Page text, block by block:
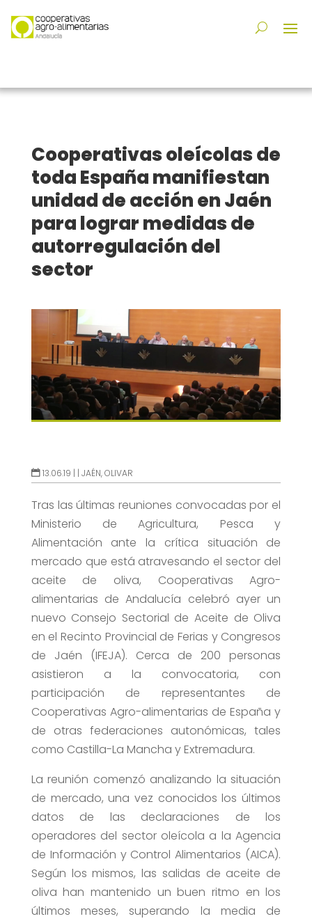
Cooperativas oleícolas de
toda España manifiestan
unidad de acción en Jaén
para lograr medidas de
autorregulación del
sector
13.06.19 | | JAÉN,OLIVAR
Tras las últimas reuniones convocadas por el
Ministerio de Agricultura, Pesca y
Alimentación ante la crítica situación de
mercado que está atravesando el sector del
aceite de oliva, Cooperativas Agro-
alimentarias de Andalucía celebró ayer un
nuevo Consejo Sectorial de Aceite de Oliva
en el Recinto Provincial de Ferias y Congresos
de Jaén (IFEJA). Cerca de 200 personas
asistieron a la convocatoria, con
participación de representantes de
Cooperativas Agro-alimentarias de España y
de otras federaciones autonómicas, tales
como Castilla-La Mancha y Extremadura.
La reunión comenzó analizando la situación
de mercado, una vez conocidos los últimos
datos de las declaraciones de los
operadores del sector oleícola a la Agencia
de Información y Control Alimentarios (AICA).
Según los mismos, las salidas de aceite de
oliva han mantenido un buen ritmo en los
últimos meses, superando la media de